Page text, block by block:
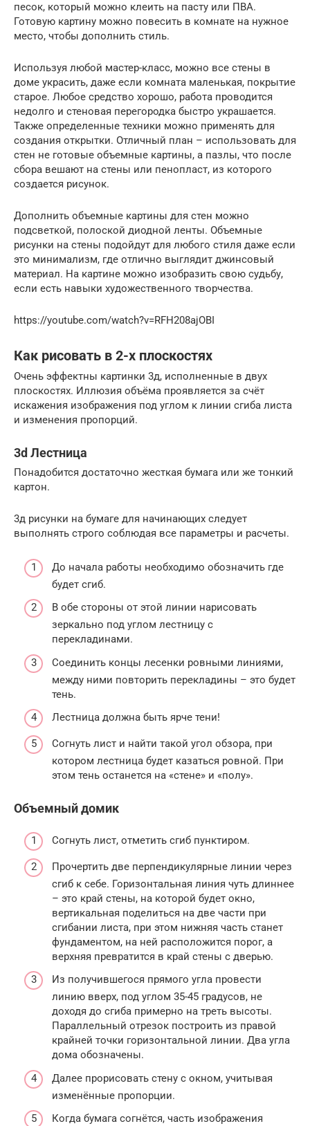
песок, который можно клеить на пасту или ПВА.
Готовую картину можно повесить в комнате на нужное
место, чтобы дополнить стиль.
Используя любой мастер-класс, можно все стены в
доме украсить, даже если комната маленькая, покрытие
старое. Любое средство хорошо, работа проводится
недолго и стеновая перегородка быстро украшается.
Также определенные техники можно применять для
создания открытки. Отличный план – использовать для
стен не готовые объемные картины, а пазлы, что после
сбора вешают на стены или пенопласт, из которого
создается рисунок.
Дополнить объемные картины для стен можно
подсветкой, полоской диодной ленты. Объемные
рисунки на стены подойдут для любого стиля даже если
это минимализм, где отлично выглядит джинсовый
материал. На картине можно изобразить свою судьбу,
если есть навыки художественного творчества.
https://youtube.com/watch?v=RFH208ajOBI
Как рисовать в 2-х плоскостях
Очень эффектны картинки 3д, исполненные в двух
плоскостях. Иллюзия объёма проявляется за счёт
искажения изображения под углом к линии сгиба листа
и изменения пропорций.
3d Лестница
Понадобится достаточно жесткая бумага или же тонкий
картон.
3д рисунки на бумаге для начинающих следует
выполнять строго соблюдая все параметры и расчеты.
До начала работы необходимо обозначить где
будет сгиб.
В обе стороны от этой линии нарисовать
зеркально под углом лестницу с
перекладинами.
Соединить концы лесенки ровными линиями,
между ними повторить перекладины – это будет
тень.
Лестница должна быть ярче тени!
Согнуть лист и найти такой угол обзора, при
котором лестница будет казаться ровной. При
этом тень останется на «стене» и «полу».
Объемный домик
Согнуть лист, отметить сгиб пунктиром.
Прочертить две перпендикулярные линии через
сгиб к себе. Горизонтальная линия чуть длиннее
– это край стены, на которой будет окно,
вертикальная поделиться на две части при
сгибании листа, при этом нижняя часть станет
фундаментом, на ней расположится порог, а
верхняя превратится в край стены с дверью.
Из получившегося прямого угла провести
линию вверх, под углом 35-45 градусов, не
доходя до сгиба примерно на треть высоты.
Параллельный отрезок построить из правой
крайней точки горизонтальной линии. Два угла
дома обозначены.
Далее прорисовать стену с окном, учитывая
изменённые пропорции.
Когда бумага согнётся, часть изображения